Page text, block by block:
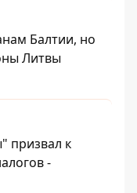
Балтии, но
Литвы
призвал к
-